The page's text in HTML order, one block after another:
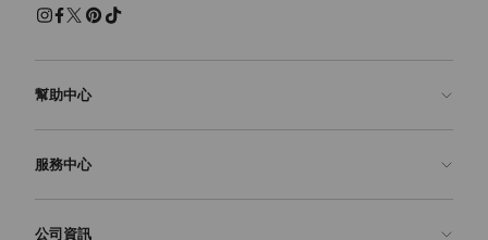
幫助中心
常見問題解答
服務中心
公司資訊